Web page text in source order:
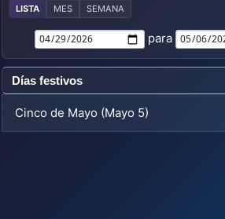
LISTA MES SEMANA
para
Días festivos
Cinco de Mayo (Mayo 5)